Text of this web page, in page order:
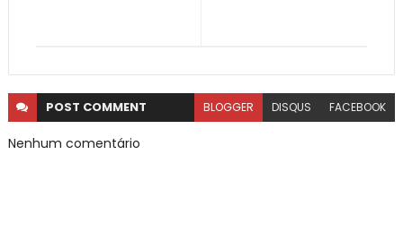
POST COMMENT BLOGGER DISQUS FACEBOOK
Nenhum comentário